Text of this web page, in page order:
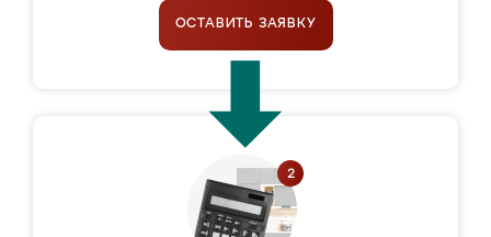
ОСТАВИТЬ ЗАЯВКУ